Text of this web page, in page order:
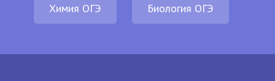
Химия ОГЭ Биология ОГЭ